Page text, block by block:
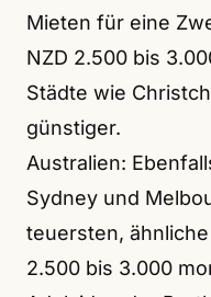
Mieten für eine
NZD 2.500 bis
Städte wie
günstiger.
Australien:
Sydney und
teuersten,
2.500 bis 3.000